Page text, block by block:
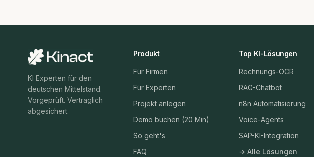
KI Experten für den
deutschen Mittelstand.
Vorgeprüft. Vertraglich
abgesichert.
Produkt
Für Firmen
Für Experten
Projekt anlegen
Demo buchen (20 Min)
So geht's
FAQ
Top KI-Lösungen
Rechnungs-OCR
RAG-Chatbot
n8n Automatisierung
Voice-Agents
SAP-KI-Integration
→ Alle Lösungen